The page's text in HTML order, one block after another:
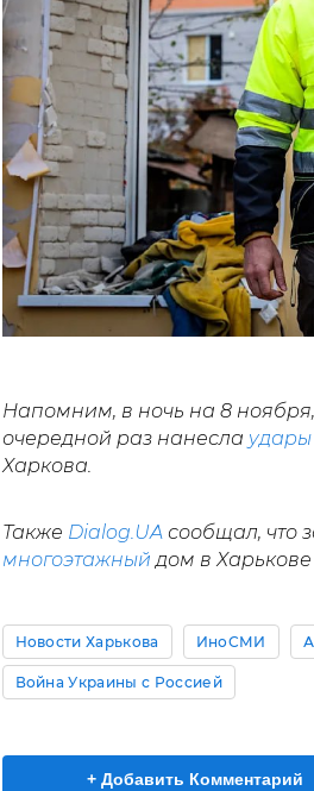
Напомним, в ночь на 8
очередной раз нанесла удары
Харкова.
Также Dialog.UAсообщал, что
многоэтажныйдом в
Новости Харькова ИноСМИ
Война Украины с Россией
+ Добавить Комментарий